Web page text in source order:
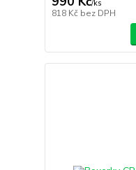
/ks
818 Kč bez DPH